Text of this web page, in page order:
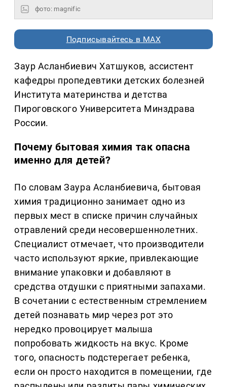
фото: magnific
Подписывайтесь в MAX
Заур Асланбиевич Хатшуков, ассистент
кафедры пропедевтики детских болезней
Института материнства и детства
Пироговского Университета Минздрава
России.
Почему бытовая химия так опасна
именно для детей?
По словам Заура Асланбиевича, бытовая
химия традиционно занимает одно из
первых мест в списке причин случайных
отравлений среди несовершеннолетних.
Специалист отмечает, что производители
часто используют яркие, привлекающие
внимание упаковки и добавляют в
средства отдушки с приятными запахами.
В сочетании с естественным стремлением
детей познавать мир через рот это
нередко провоцирует малыша
попробовать жидкость на вкус. Кроме
того, опасность подстерегает ребенка,
если он просто находится в помещении, где